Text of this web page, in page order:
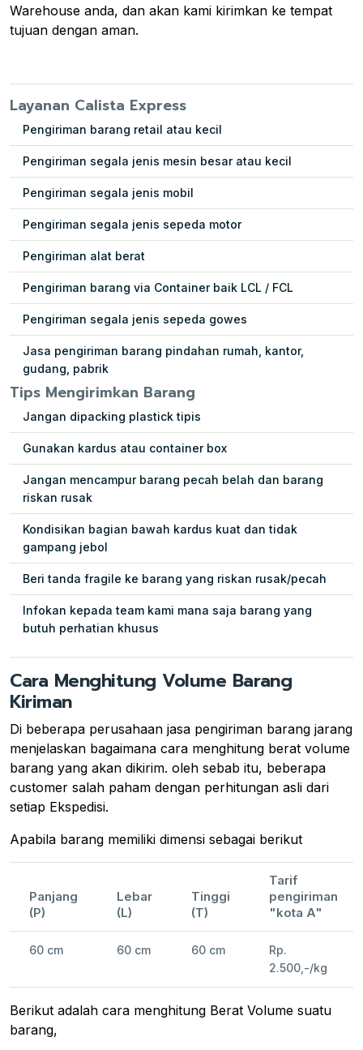
Warehouse anda, dan akan kami kirimkan ke tempat
tujuan dengan aman.
Layanan Calista Express
Pengiriman barang retail atau kecil
Pengiriman segala jenis mesin besar atau kecil
Pengiriman segala jenis mobil
Pengiriman segala jenis sepeda motor
Pengiriman alat berat
Pengiriman barang via Container baik LCL / FCL
Pengiriman segala jenis sepeda gowes
Jasa pengiriman barang pindahan rumah, kantor,
gudang, pabrik
Tips Mengirimkan Barang
Jangan dipacking plastick tipis
Gunakan kardus atau container box
Jangan mencampur barang pecah belah dan barang
riskan rusak
Kondisikan bagian bawah kardus kuat dan tidak
gampang jebol
Beri tanda fragile ke barang yang riskan rusak/pecah
Infokan kepada team kami mana saja barang yang
butuh perhatian khusus
Cara Menghitung Volume Barang
Kiriman
Di beberapa perusahaan jasa pengiriman barang jarang
menjelaskan bagaimana cara menghitung berat volume
barang yang akan dikirim. oleh sebab itu, beberapa
customer salah paham dengan perhitungan asli dari
setiap Ekspedisi.
Apabila barang memiliki dimensi sebagai berikut
Panjang
(P)
Lebar
(L)
Tinggi
(T)
Tarif
pengiriman
"kota A"
60 cm 60 cm 60 cm
Rp.
2.500,-/kg
Berikut adalah cara menghitung Berat Volume suatu
barang,